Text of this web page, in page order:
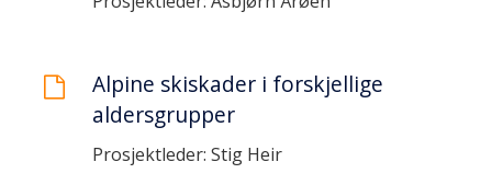
Alpine skiskader i forskjellige
aldersgrupper
Prosjektleder: Stig Heir